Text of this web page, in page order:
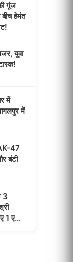
गूंज
बीच हेमंत
युवा
में
में
47
बंटी
3
1 एकड़